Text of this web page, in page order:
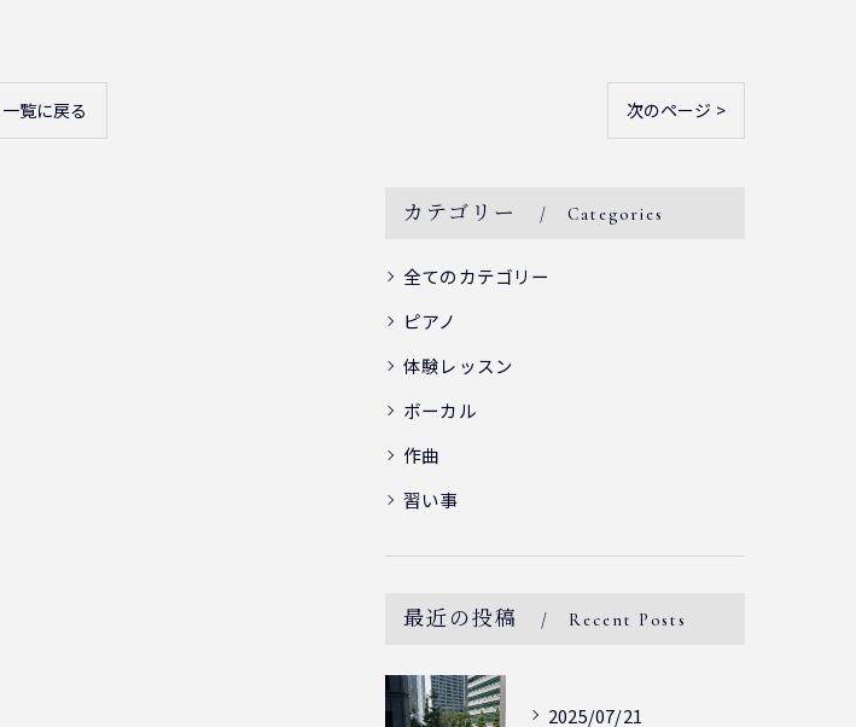
一覧に戻る 次のページ >
カテゴリー Categories
全てのカテゴリー
ピアノ
体験レッスン
ボーカル
作曲
習い事
最近の投稿 Recent Posts
2025/07/21